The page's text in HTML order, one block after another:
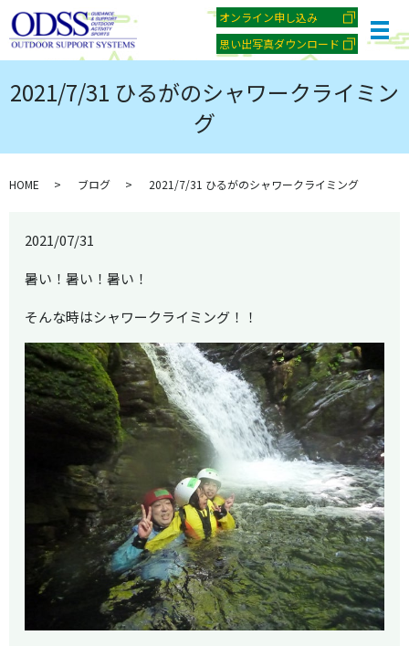
オンライン申し込み
思い出写真ダウンロード
メ
2021/7/31 ひるがのシャワークライミン
グ
HOME ブログ 2021/7/31 ひるがのシャワークライミング
2021/07/31
暑い！暑い！暑い！
そんな時はシャワークライミング！！